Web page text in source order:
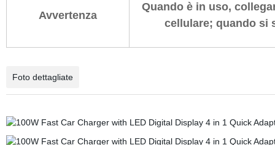
Avvertenza
Quando è in uso,
cellulare; quando si
Foto dettagliate